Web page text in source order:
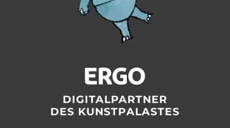
DIGITALPARTNER
DES KUNSTPALASTES